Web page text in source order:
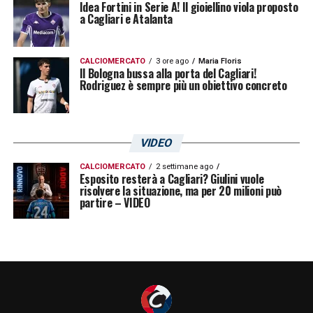
sconfitta che ha lasciato il segno. Per il
Cagliari, invece, resta una vittoria di grande
prestigio, capace di certificare forza,
personalità e maturità nel momento più
importante della stagione.
LA PLAYLIST DELLE NOSTRE TOP NEWS
Idea Fortini in Serie A! Il gioiellino viola proposto
a Cagliari e Atalanta
CALCIOMERCATO 3 ore ago Maria Floris
Il Bologna bussa alla porta del Cagliari!
Rodriguez è sempre più un obiettivo concreto
VIDEO
CALCIOMERCATO 2 settimane ago
Esposito resterà a Cagliari? Giulini vuole
risolvere la situazione, ma per 20 milioni può
partire – VIDEO